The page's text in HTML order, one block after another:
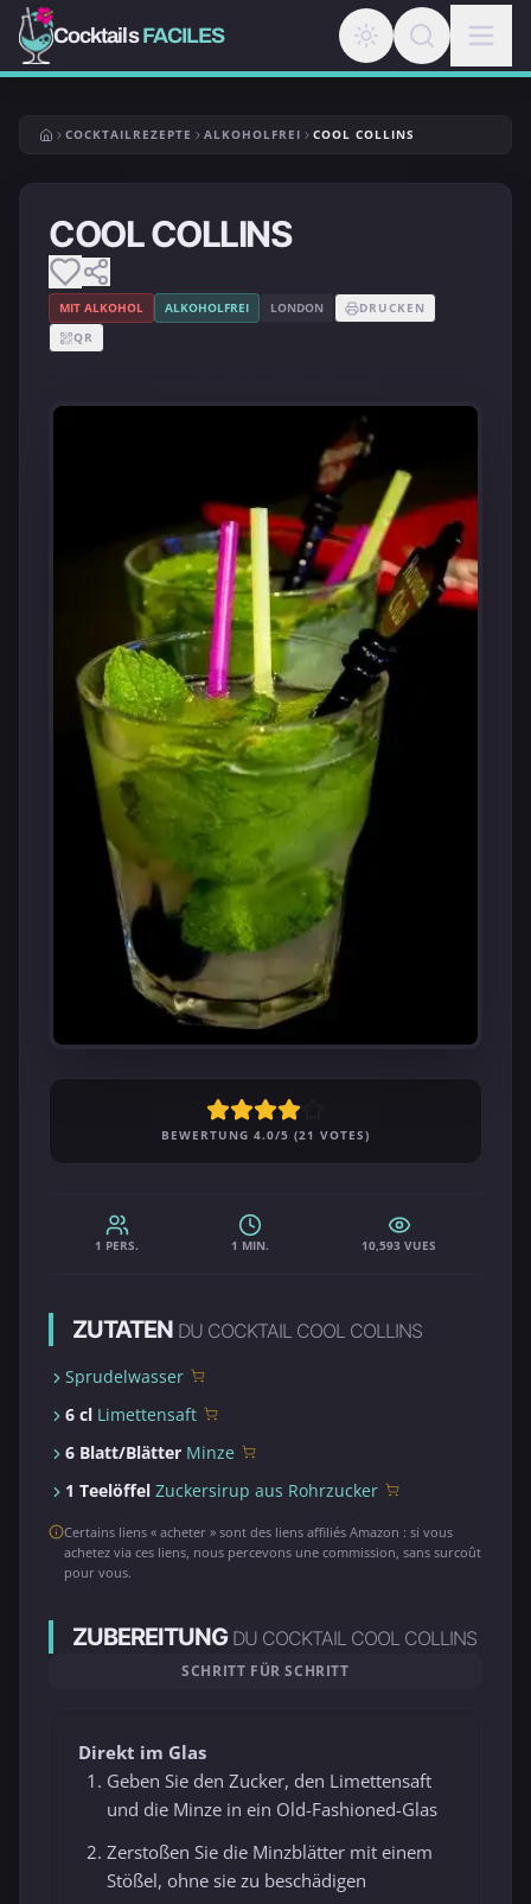
CocktailsFACILES
COCKTAILREZEPTE ALKOHOLFREI COOL COLLINS
COOL COLLINS
MIT ALKOHOL ALKOHOLFREI LONDON
DRUCKEN
QR
BEWERTUNG 4.0/5 (21 VOTES)
1 PERS. 1 MIN. 10,593 VUES
ZUTATEN DU COCKTAIL COOL COLLINS
Sprudelwasser
6 cl Limettensaft
6 Blatt/Blätter Minze
1 Teelöffel Zuckersirup aus Rohrzucker
Certains liens « acheter » sont des liens affiliés Amazon : si vous
achetez via ces liens, nous percevons une commission, sans surcoût
pour vous.
ZUBEREITUNG DU COCKTAIL COOL COLLINS
SCHRITT FÜR SCHRITT
Direkt im Glas
Geben Sie den Zucker, den Limettensaft
und die Minze in ein Old-Fashioned-Glas
Zerstoßen Sie die Minzblätter mit einem
Stößel, ohne sie zu beschädigen